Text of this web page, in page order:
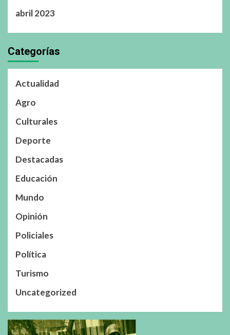
abril 2023
Categorías
Actualidad
Agro
Culturales
Deporte
Destacadas
Educación
Mundo
Opinión
Policiales
Política
Turismo
Uncategorized